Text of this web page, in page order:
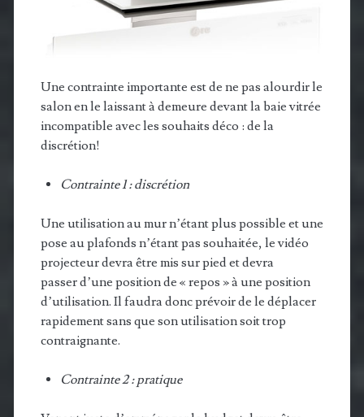
Une contrainte importante est de ne pas alourdir le
salon en le laissant à demeure devant la baie vitrée
incompatible avec les souhaits déco : de la
discrétion!
Contrainte 1 : discrétion
Une utilisation au mur n’étant plus possible et une
pose au plafonds n’étant pas souhaitée, le vidéo
projecteur devra être mis sur pied et devra
passer d’une position de « repos » à une position
d’utilisation. Il faudra donc prévoir de le déplacer
rapidement sans que son utilisation soit trop
contraignante.
Contrainte 2 : pratique